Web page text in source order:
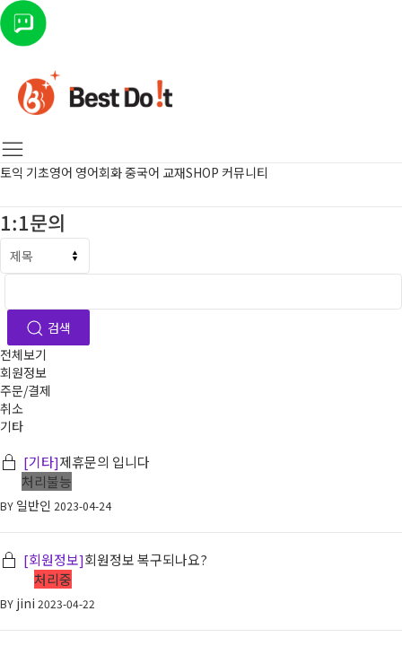
토익 기초영어 영어회화중국어 교재SHOP 커뮤니티
1:1문의
검색
전체보기
회원정보
주문/결제
취소
기타
[기타]제휴문의 입니다
처리불능
BY 일반인 2023-04-24
[회원정보]회원정보 복구되나요?
처리중
BY jini 2023-04-22